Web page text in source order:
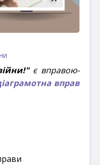
є вправою-
вправ